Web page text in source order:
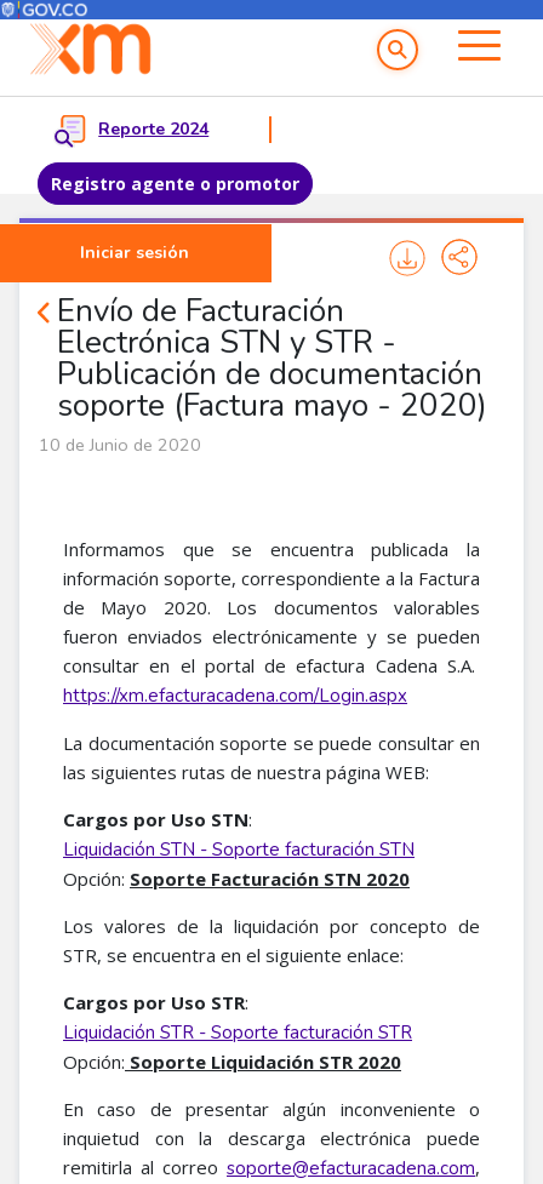
Pasar al contenido principal
Menú del Usuario
Reporte 2024
Registro agente o promotor
Iniciar sesión
Menu principal
Envío de Facturación
Electrónica STN y STR -
Publicación de documentación
soporte (Factura mayo - 2020)
Noticias Agentes
10 de Junio de 2020
Informamos que se encuentra publicada la
información soporte, correspondiente a la Factura
de Mayo 2020. Los documentos valorables
fueron enviados electrónicamente y se pueden
consultar en el portal de efactura Cadena S.A.
https://xm.efacturacadena.com/Login.aspx
La documentación soporte se puede consultar en
las siguientes rutas de nuestra página WEB:
Cargos por Uso STN:
Liquidación STN - Soporte facturación STN
Opción: Soporte Facturación STN 2020
Los valores de la liquidación por concepto de
STR, se encuentra en el siguiente enlace:
Cargos por Uso STR:
Liquidación STR - Soporte facturación STR
Opción: Soporte Liquidación STR 2020
En caso de presentar algún inconveniente o
inquietud con la descarga electrónica puede
remitirla al correo soporte@efacturacadena.com,